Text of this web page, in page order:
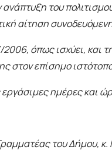
του
αίτηση
όπως ισχύει, και
στον επίσημο
ημέρες και
του Δήμου,